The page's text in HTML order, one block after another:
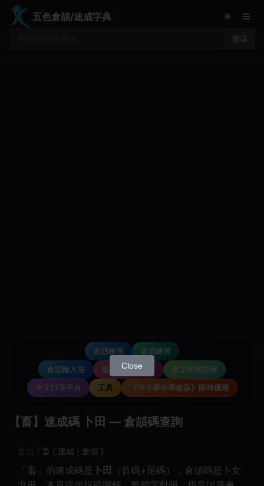
五色倉頡/速成字典
搜尋
☀ ≡
倉頡練習
速成練習
倉頡輸入法
速成輸入法教學
倉頡教學課程
中文打字平台
工具 《中小學生學倉頡》限時優惠
【畜】速成碼 卜田 — 倉頡碼查詢
首頁 畜 ( 速成 | 倉頡 )
「畜」的速成碼是 卜田
（首碼+尾碼），倉頡碼是卜女
Close